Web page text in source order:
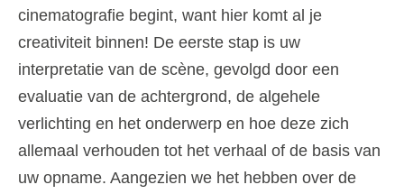
cinematografie begint, want hier komt al je
creativiteit binnen! De eerste stap is uw
interpretatie van de scène, gevolgd door een
evaluatie van de achtergrond, de algehele
verlichting en het onderwerp en hoe deze zich
allemaal verhouden tot het verhaal of de basis van
uw opname. Aangezien we het hebben over de